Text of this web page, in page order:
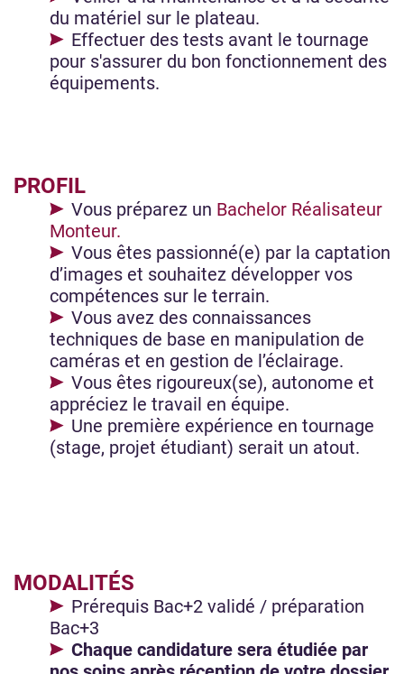
du matériel sur le plateau.
Effectuer des tests avant le tournage
pour s'assurer du bon fonctionnement des
équipements.
PROFIL
Vous préparez un Bachelor Réalisateur
Monteur.
Vous êtes passionné(e) par la captation
d’images et souhaitez développer vos
compétences sur le terrain.
Vous avez des connaissances
techniques de base en manipulation de
caméras et en gestion de l’éclairage.
Vous êtes rigoureux(se), autonome et
appréciez le travail en équipe.
Une première expérience en tournage
(stage, projet étudiant) serait un atout.
MODALITÉS
Prérequis Bac+2 validé / préparation
Bac+3
Chaque candidature sera étudiée par